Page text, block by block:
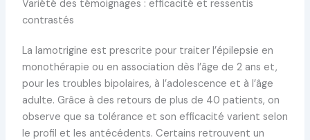
Variété des témoignages : efficacité et ressentis
contrastés
La lamotrigine est prescrite pour traiter l’épilepsie en
monothérapie ou en association dès l’âge de 2 ans et,
pour les troubles bipolaires, à l’adolescence et à l’âge
adulte. Grâce à des retours de plus de 40 patients, on
observe que sa tolérance et son efficacité varient selon
le profil et les antécédents. Certains retrouvent un